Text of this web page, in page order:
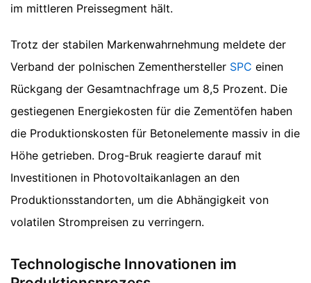
im mittleren Preissegment hält.
Trotz der stabilen Markenwahrnehmung meldete der
Verband der polnischen Zementhersteller SPC einen
Rückgang der Gesamtnachfrage um 8,5 Prozent. Die
gestiegenen Energiekosten für die Zementöfen haben
die Produktionskosten für Betonelemente massiv in die
Höhe getrieben. Drog-Bruk reagierte darauf mit
Investitionen in Photovoltaikanlagen an den
Produktionsstandorten, um die Abhängigkeit von
volatilen Strompreisen zu verringern.
Technologische Innovationen im